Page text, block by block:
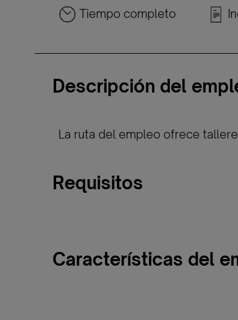
Tiempo completo
Descripción del
La ruta del empleo ofrece
Requisitos
Características del